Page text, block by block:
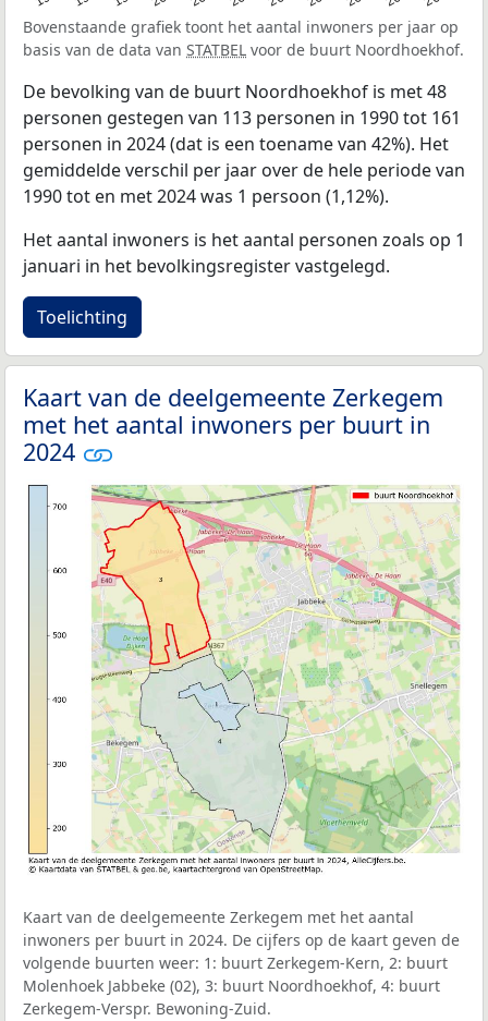
Bovenstaande grafiek toont het aantal inwoners per jaar op
basis van de data van STATBEL voor de buurt Noordhoekhof.
De bevolking van de buurt Noordhoekhof is met 48
personen gestegen van 113 personen in 1990 tot 161
personen in 2024 (dat is een toename van 42%). Het
gemiddelde verschil per jaar over de hele periode van
1990 tot en met 2024 was 1 persoon (1,12%).
Het aantal inwoners is het aantal personen zoals op 1
januari in het bevolkingsregister vastgelegd.
Toelichting
Kaart van de deelgemeente Zerkegem
met het aantal inwoners per buurt in
2024
Kaart van de deelgemeente Zerkegem met het aantal
inwoners per buurt in 2024. De cijfers op de kaart geven de
volgende buurten weer: 1: buurt Zerkegem-Kern, 2: buurt
Molenhoek Jabbeke (02), 3: buurt Noordhoekhof, 4: buurt
Zerkegem-Verspr. Bewoning-Zuid.